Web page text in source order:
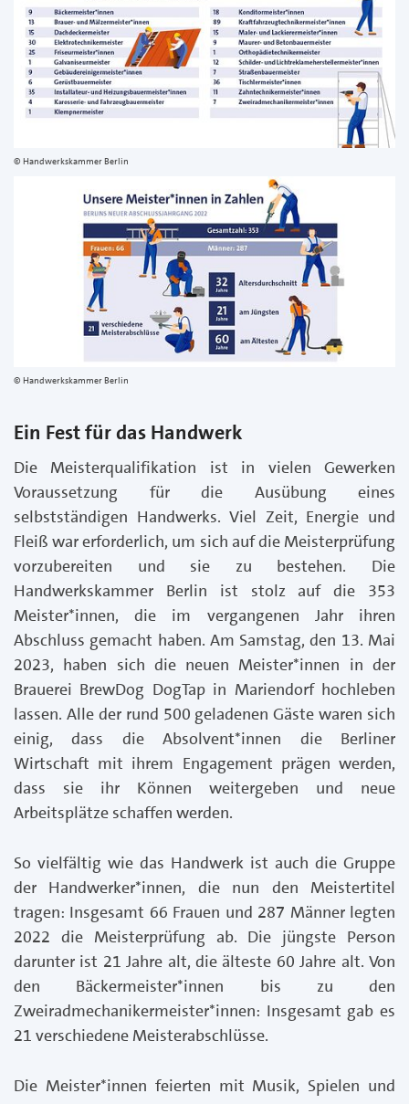
Handwerkskammer Berlin
Handwerkskammer Berlin
Ein Fest für das Handwerk
Die Meisterqualifikation ist in vielen Gewerken
Voraussetzung für die Ausübung eines
selbstständigen Handwerks. Viel Zeit, Energie und
Fleiß war erforderlich, um sich auf die Meisterprüfung
vorzubereiten und sie zu bestehen. Die
Handwerkskammer Berlin ist stolz auf die 353
Meister*innen, die im vergangenen Jahr ihren
Abschluss gemacht haben. Am Samstag, den 13. Mai
2023, haben sich die neuen Meister*innen in der
Brauerei BrewDog DogTap in Mariendorf hochleben
lassen. Alle der rund 500 geladenen Gäste waren sich
einig, dass die Absolvent*innen die Berliner
Wirtschaft mit ihrem Engagement prägen werden,
dass sie ihr Können weitergeben und neue
Arbeitsplätze schaffen werden.
So vielfältig wie das Handwerk ist auch die Gruppe
der Handwerker*innen, die nun den Meistertitel
tragen: Insgesamt 66 Frauen und 287 Männer legten
2022 die Meisterprüfung ab. Die jüngste Person
darunter ist 21 Jahre alt, die älteste 60 Jahre alt. Von
den Bäckermeister*innen bis zu den
Zweiradmechanikermeister*innen: Insgesamt gab es
21 verschiedene Meisterabschlüsse.
Die Meister*innen feierten mit Musik, Spielen und